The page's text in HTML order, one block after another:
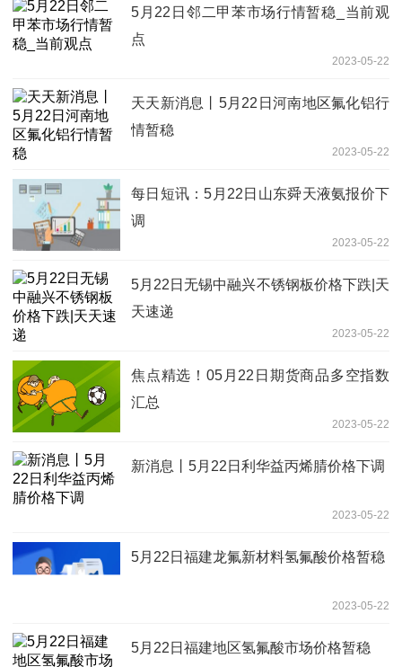
5月22日邻二甲苯市场行情暂稳_当前观
点
2023-05-22
天天新消息丨5月22日河南地区氟化铝行
情暂稳
2023-05-22
每日短讯：5月22日山东舜天液氨报价下
调
2023-05-22
5月22日无锡中融兴不锈钢板价格下跌|天
天速递
2023-05-22
焦点精选！05月22日期货商品多空指数
汇总
2023-05-22
新消息丨5月22日利华益丙烯腈价格下调
2023-05-22
5月22日福建龙氟新材料氢氟酸价格暂稳
2023-05-22
5月22日福建地区氢氟酸市场价格暂稳